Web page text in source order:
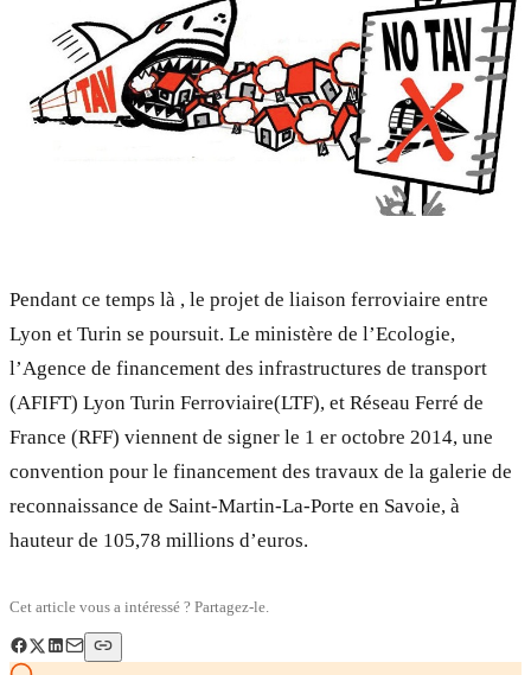
Pendant ce temps là , le projet de liaison ferroviaire entre
Lyon et Turin se poursuit. Le ministère de l’Ecologie,
l’Agence de financement des infrastructures de transport
(AFIFT) Lyon Turin Ferroviaire(LTF), et Réseau Ferré de
France (RFF) viennent de signer le 1 er octobre 2014, une
convention pour le financement des travaux de la galerie de
reconnaissance de Saint-Martin-La-Porte en Savoie, à
hauteur de 105,78 millions d’euros.
Cet article vous a intéressé ? Partagez-le.